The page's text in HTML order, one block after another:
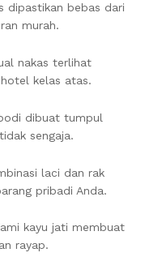
dipastikan bebas dari
murah.
nakas terlihat
kelas atas.
dibuat tumpul
sengaja.
laci dan rak
pribadi Anda.
kayu jati membuat
rayap.